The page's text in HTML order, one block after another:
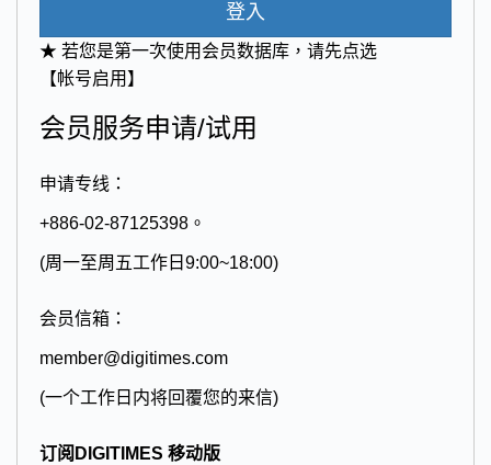
登入
★ 若您是第一次使用会员数据库，请先点选
【帐号启用】
会员服务申请/试用
申请专线：
+886-02-87125398。
(周一至周五工作日9:00~18:00)
会员信箱：
member@digitimes.com
(一个工作日内将回覆您的来信)
订阅DIGITIMES 移动版